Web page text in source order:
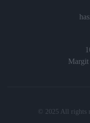
Margit
© 2025 All rights